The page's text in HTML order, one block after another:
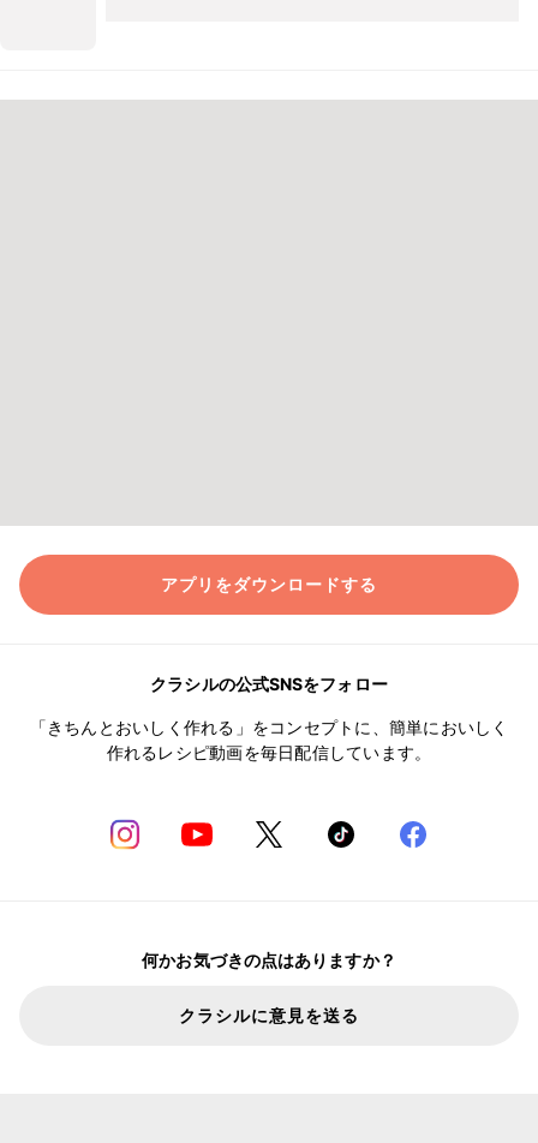
アプリをダウンロードする
クラシルの公式SNSをフォロー
「きちんとおいしく作れる」をコンセプトに、簡単においしく
作れるレシピ動画を毎日配信しています。
何かお気づきの点はありますか？
クラシルに意見を送る